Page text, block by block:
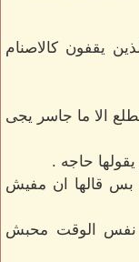
يقفون كالاصنام
الا ما جاسر يجى
حاجه .
بس قالها ان مفيش
نفس الوقت محبش